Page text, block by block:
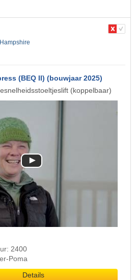
(BEQ II) (bouwjaar 2025)
(koppelbaar)
2400
Poma
Details